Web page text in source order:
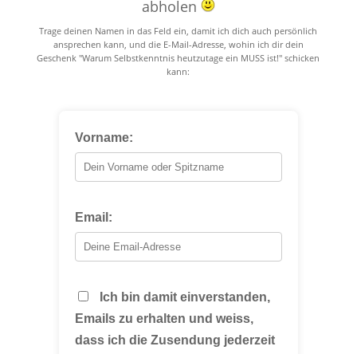
abholen
Trage deinen Namen in das Feld ein, damit ich dich auch persönlich
ansprechen kann, und die E-Mail-Adresse, wohin ich dir dein
Geschenk "Warum Selbstkenntnis heutzutage ein MUSS ist!" schicken
kann:
Vorname:
Email:
Ich bin damit einverstanden,
Emails zu erhalten und weiss,
dass ich die Zusendung jederzeit